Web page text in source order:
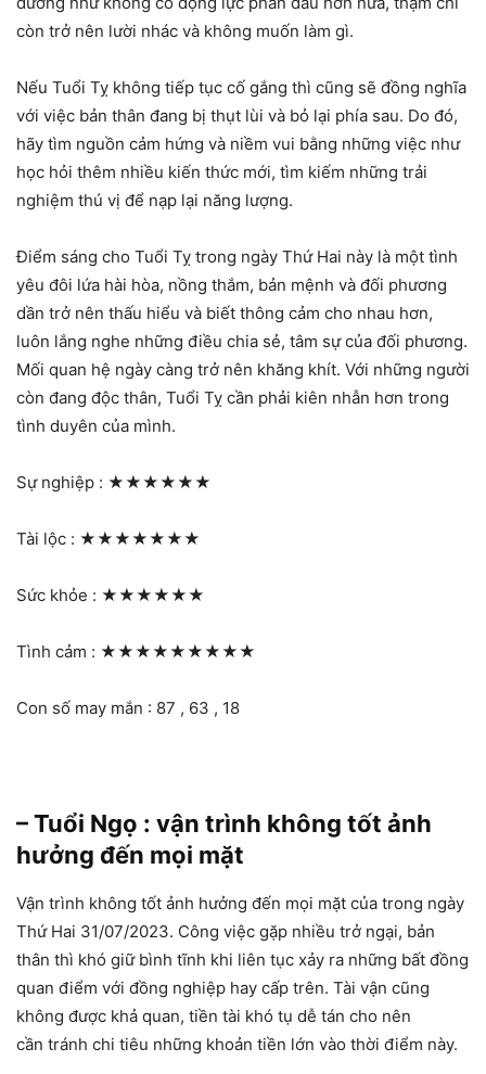
còn trở nên lười nhác và không muốn làm gì.
Nếu Tuổi Tỵ không tiếp tục cố gắng thì cũng sẽ đồng nghĩa
với việc bản thân đang bị thụt lùi và bỏ lại phía sau. Do đó,
hãy tìm nguồn cảm hứng và niềm vui bằng những việc như
học hỏi thêm nhiều kiến thức mới, tìm kiếm những trải
nghiệm thú vị để nạp lại năng lượng.
Điểm sáng cho Tuổi Tỵ trong ngày Thứ Hai này là một tình
yêu đôi lứa hài hòa, nồng thắm, bản mệnh và đối phương
dần trở nên thấu hiểu và biết thông cảm cho nhau hơn,
luôn lắng nghe những điều chia sẻ, tâm sự của đối phương.
Mối quan hệ ngày càng trở nên khăng khít. Với những người
còn đang độc thân, Tuổi Tỵ cần phải kiên nhẫn hơn trong
tình duyên của mình.
Sự nghiệp : ★★★★★★
Tài lộc : ★★★★★★★
Sức khỏe : ★★★★★★
Tình cảm : ★★★★★★★★★
Con số may mắn : 87 , 63 , 18
– Tuổi Ngọ : vận trình không tốt ảnh
hưởng đến mọi mặt
Vận trình không tốt ảnh hưởng đến mọi mặt của trong ngày
Thứ Hai 31/07/2023. Công việc gặp nhiều trở ngại, bản
thân thì khó giữ bình tĩnh khi liên tục xảy ra những bất đồng
quan điểm với đồng nghiệp hay cấp trên. Tài vận cũng
không được khả quan, tiền tài khó tụ dễ tán cho nên
cần tránh chi tiêu những khoản tiền lớn vào thời điểm này.